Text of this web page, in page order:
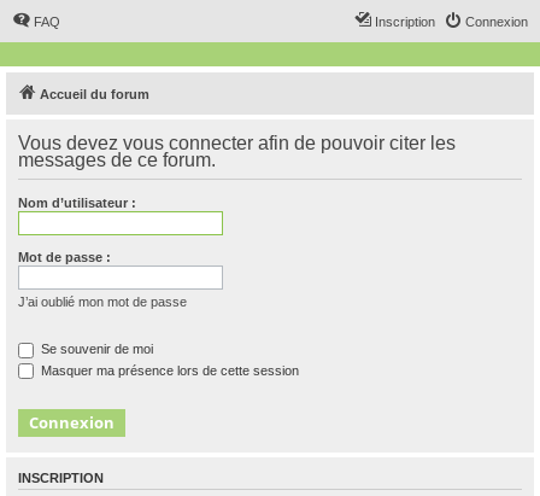
FAQ Connexion
Inscription
Accueil du forum
Vous devez vous connecter afin de pouvoir citer les
messages de ce forum.
Nom d’utilisateur :
Mot de passe :
J’ai oublié mon mot de passe
Se souvenir de moi
Masquer ma présence lors de cette session
INSCRIPTION